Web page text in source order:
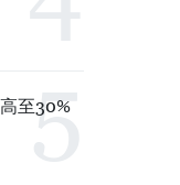
至30%